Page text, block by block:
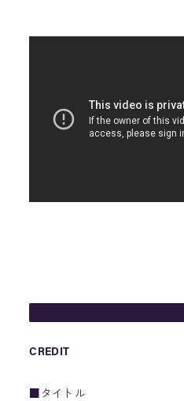
CREDIT
■タイトル